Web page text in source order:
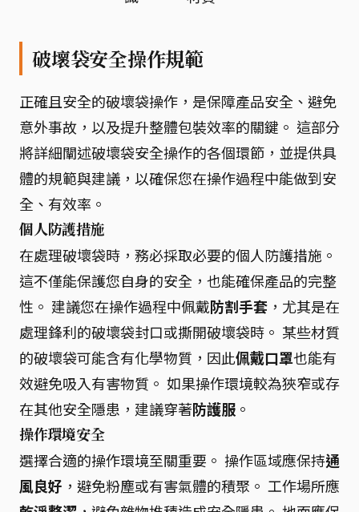
破壞袋安全操作規範
正確且安全的破壞袋操作，是保障產品安全、避免
意外事故，以及提升整體包裝效率的關鍵。 這部分
將詳細闡述破壞袋安全操作的各個環節，並提供具
體的規範與建議，以確保您在操作過程中能做到安
全、有效率。
個人防護措施
在處理破壞袋時，務必採取必要的個人防護措施。
這不僅能保護您自身的安全，也能確保產品的完整
性。 建議您在操作過程中佩戴防割手套 ，尤其是在
處理鋒利的破壞袋封口或撕開破壞袋時。 某些材質
的破壞袋可能含有化學物質，因此佩戴口罩也能有
效避免吸入有害物質。 如果操作環境較為狹窄或存
在其他安全隱患，建議穿著防護服 。
操作環境安全
選擇合適的操作環境至關重要。 操作區域應保持通
風良好 ，避免粉塵或有害氣體的積聚。 工作場所應